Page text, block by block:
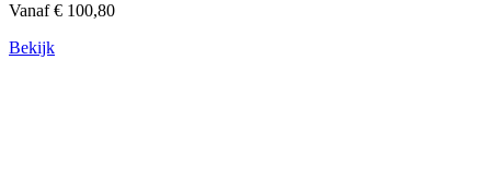
Vanaf € 100,80
Bekijk